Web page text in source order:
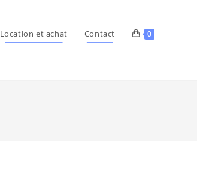
Location et achat Contact 0